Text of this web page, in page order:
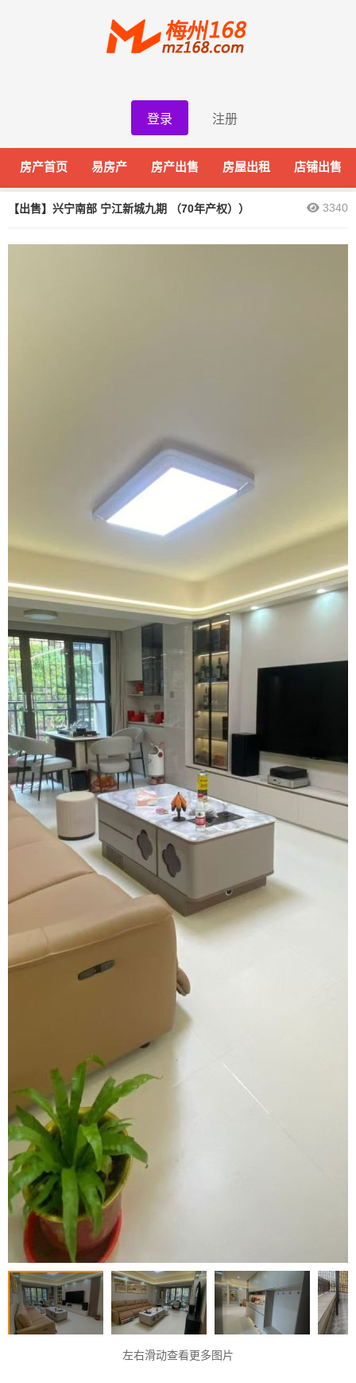
登录 注册
房产首页 易房产 房产出售 房屋出租 店铺出售
【出售】兴宁南部 宁江新城九期 （70年产权）） 3340
左右滑动查看更多图片